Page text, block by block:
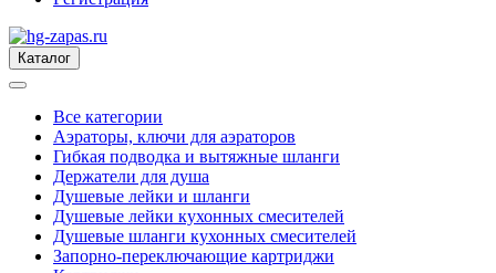
Каталог
Все категории
Аэраторы, ключи для аэраторов
Гибкая подводка и вытяжные шланги
Держатели для душа
Душевые лейки и шланги
Душевые лейки кухонных смесителей
Душевые шланги кухонных смесителей
Запорно-переключающие картриджи